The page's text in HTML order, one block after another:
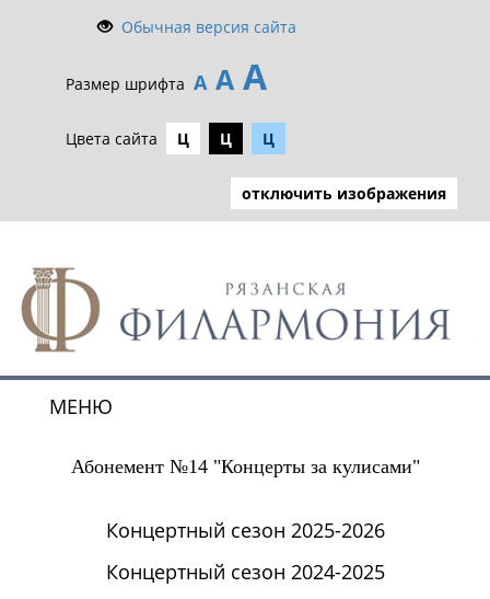
Обычная версия сайта
Размер шрифта А А А
Цвета сайта Ц Ц Ц
отключить изображения
МЕНЮ
Абонемент №14 "Концерты за кулисами"
Концертный сезон 2025-2026
Концертный сезон 2024-2025